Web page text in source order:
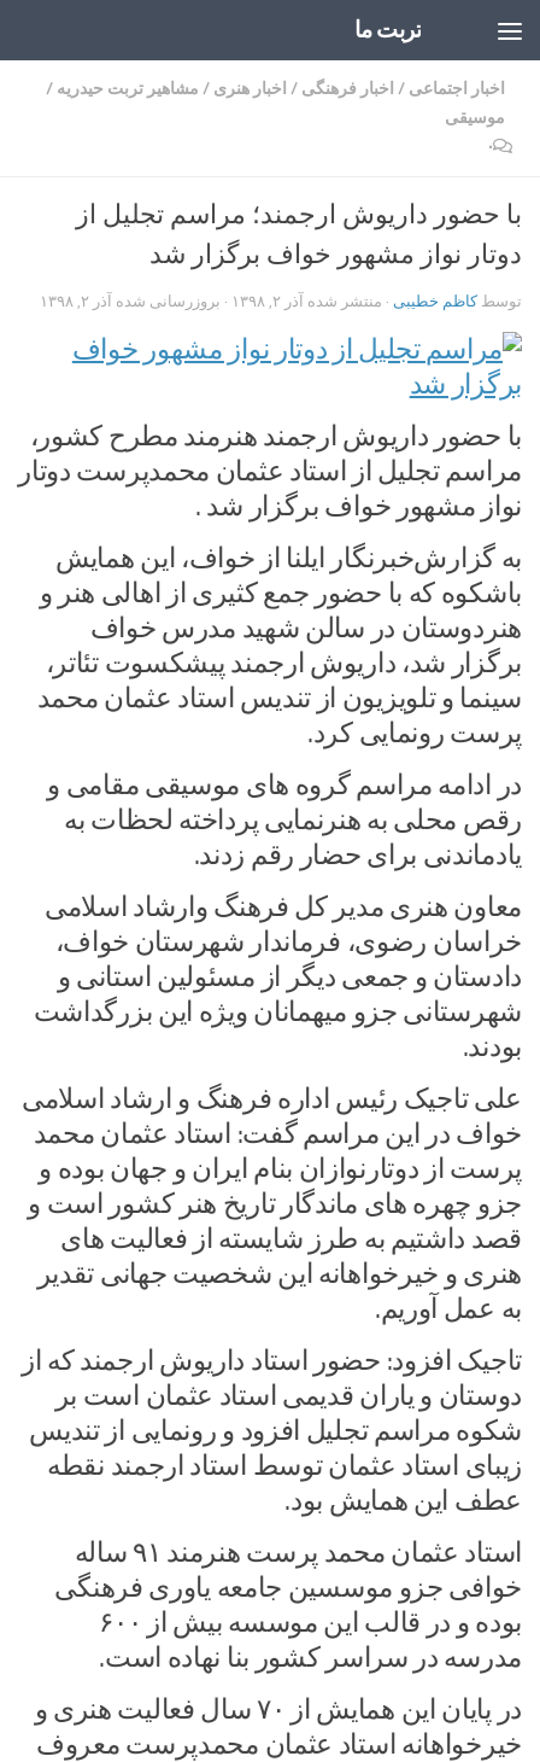
تربت ما
اخبار اجتماعی / اخبار فرهنگی / اخبار هنری / مشاهیر تربت حیدریه /
موسیقی
۰
با حضور داریوش ارجمند؛ مراسم تجلیل از
دوتار نواز مشهور خواف برگزار شد
توسطکاظم خطیبی · منتشر شده آذر ۲, ۱۳۹۸ · بروزرسانی شده آذر ۲, ۱۳۹۸
با حضور داریوش ارجمند هنرمند مطرح کشور،
مراسم تجلیل از استاد عثمان محمدپرست دوتار
نواز مشهور خواف برگزار شد .
به گزارش‌خبرنگار ایلنا از خواف، این همایش
باشکوه که با حضور جمع کثیری از اهالی هنر و
هنردوستان در سالن شهید مدرس خواف
برگزار شد، داریوش ارجمند پیشکسوت تئاتر،
سینما و تلویزیون از تندیس استاد عثمان محمد
پرست رونمایی کرد.
در ادامه مراسم گروه های موسیقی مقامی و
رقص محلی به هنرنمایی پرداخته لحظات به
یادماندنی برای حضار رقم زدند.
معاون هنری مدیر کل فرهنگ وارشاد اسلامی
خراسان رضوی، فرماندار شهرستان خواف،
دادستان و جمعی دیگر از مسئولین استانی و
شهرستانی جزو میهمانان ویژه این بزرگداشت
بودند.
علی تاجیک رئیس اداره فرهنگ و ارشاد اسلامی
خواف در این مراسم گفت: استاد عثمان محمد
پرست از دوتارنوازان بنام ایران و جهان بوده و
جزو چهره های ماندگار تاریخ هنر کشور است و
قصد داشتیم به طرز شایسته از فعالیت های
هنری و خیرخواهانه این شخصیت جهانی تقدیر
به عمل آوریم.
تاجیک افزود: حضور استاد داریوش ارجمند که از
دوستان و یاران قدیمی استاد عثمان است بر
شکوه مراسم تجلیل افزود و رونمایی از تندیس
زیبای استاد عثمان توسط استاد ارجمند نقطه
عطف این همایش بود.
استاد عثمان محمد پرست هنرمند ۹۱ ساله
خوافی جزو موسسین جامعه یاوری فرهنگی
بوده و در قالب این موسسه بیش از ۶۰۰
مدرسه در سراسر کشور بنا نهاده است.
در پایان این همایش از ۷۰ سال فعالیت هنری و
خیرخواهانه استاد عثمان محمدپرست معروف